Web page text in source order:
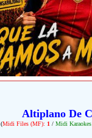
Altiplano De
(Midi Files (MF): 1 /Midi